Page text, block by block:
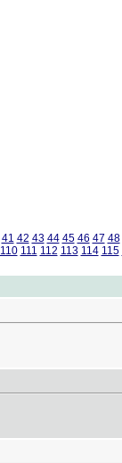
41 42 43 44 45 46 47 48
110 111 112 113 114 115